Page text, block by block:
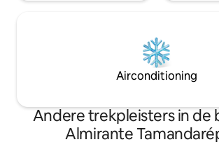
Airconditioning
Andere trekpleisters in de
Almirante